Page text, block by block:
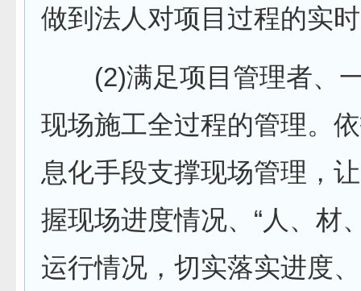
做到法人对项目过程的实
(2)满足项目管理者、
现场施工全过程的管理。
息化手段支撑现场管理，
握现场进度情况、“人、材
运行情况，切实落实进度